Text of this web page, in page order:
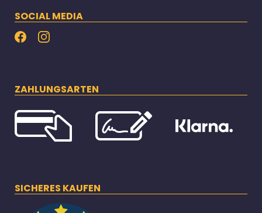
SOCIAL MEDIA
ZAHLUNGSARTEN
SICHERES KAUFEN